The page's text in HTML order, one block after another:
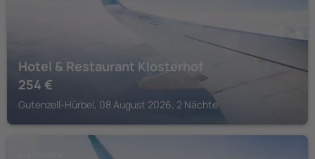
Hotel & Restaurant Klosterhof
254 €
Gutenzell-Hürbel, 08 August 2026, 2 Nächte